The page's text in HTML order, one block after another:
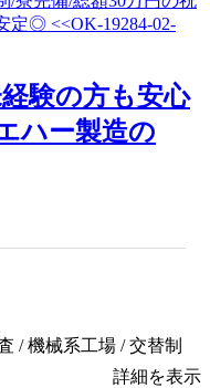
経験の方も安心
ハー製造の
/ 機械系工場 / 交替制
詳細を表示